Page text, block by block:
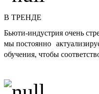
В ТРЕНДЕ
Бьюти-индустрия очень
мы постоянно
обучения, чтобы